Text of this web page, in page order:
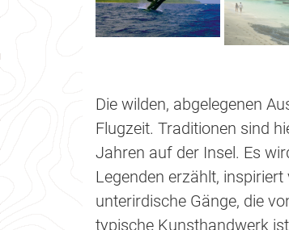
Die wilden, abgelegenen
Flugzeit. Traditionen sind
Jahren auf der Insel. Es
Legenden erzählt,
unterirdische Gänge, die
typische Kunsthandwerk